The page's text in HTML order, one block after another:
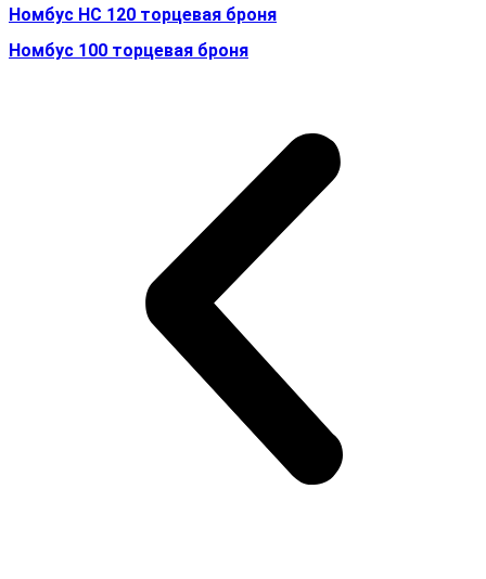
Номбус HC 120 торцевая броня
Номбус 100 торцевая броня